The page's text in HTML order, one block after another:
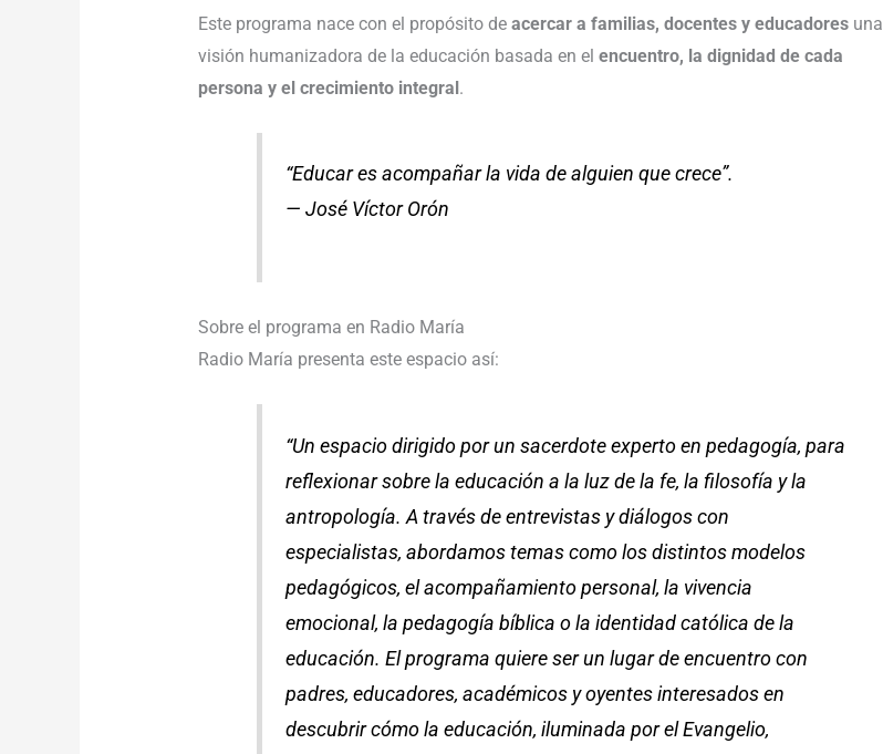
Este programa nace con el propósito de acercar a familias, docentes y educadoresuna
visión humanizadora de la educación basada en el encuentro, la dignidad de cada
persona y el crecimiento integral.
“Educar es acompañar la vida de alguien que crece”.
— José Víctor Orón
Sobre el programa en Radio María
Radio María presenta este espacio así:
“Un espacio dirigido por un sacerdote experto en pedagogía, para
reflexionar sobre la educación a la luz de la fe, la filosofía y la
antropología. A través de entrevistas y diálogos con
especialistas, abordamos temas como los distintos modelos
pedagógicos, el acompañamiento personal, la vivencia
emocional, la pedagogía bíblica o la identidad católica de la
educación. El programa quiere ser un lugar de encuentro con
padres, educadores, académicos y oyentes interesados en
descubrir cómo la educación, iluminada por el Evangelio,